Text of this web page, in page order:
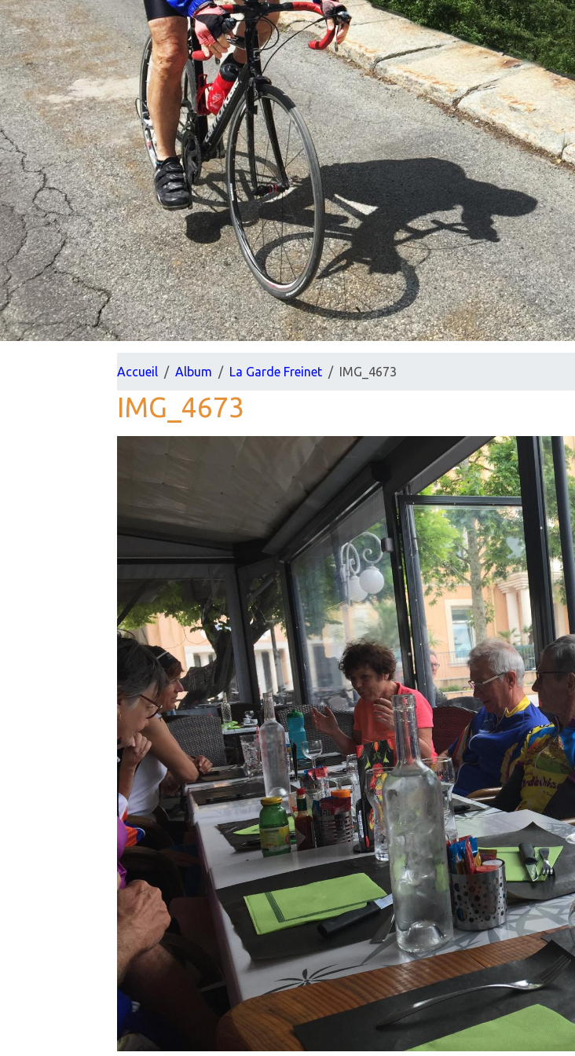
Accueil Album La Garde Freinet IMG_4673
IMG_4673